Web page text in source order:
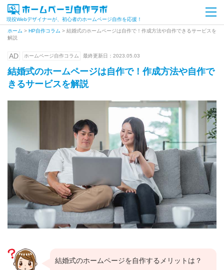
現役Webデザイナーが、初心者のホームページ自作を応援！
ホーム > HP自作コラム > 結婚式のホームページは自作で！作成方法や自作できるサービスを
解説
AD ホームページ自作コラム 最終更新日： 2023.05.03
結婚式のホームページは自作で！作成方法や自作で
きるサービスを解説
結婚式のホームページを自作するメリットは？